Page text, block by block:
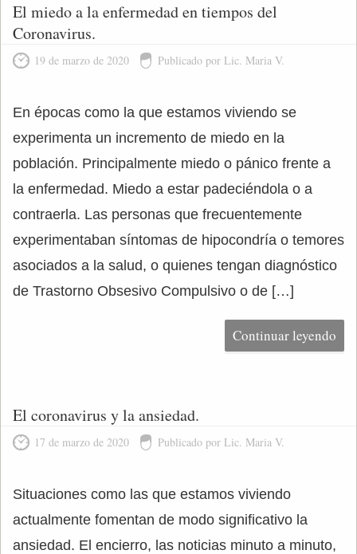
El miedo a la enfermedad en tiempos del
Coronavirus.
19 de marzo de 2020 Publicado por Lic. Maria V.
En épocas como la que estamos viviendo se
experimenta un incremento de miedo en la
población. Principalmente miedo o pánico frente a
la enfermedad. Miedo a estar padeciéndola o a
contraerla. Las personas que frecuentemente
experimentaban síntomas de hipocondría o temores
asociados a la salud, o quienes tengan diagnóstico
de Trastorno Obsesivo Compulsivo o de […]
Continuar leyendo
El coronavirus y la ansiedad.
17 de marzo de 2020 Publicado por Lic. Maria V.
Situaciones como las que estamos viviendo
actualmente fomentan de modo significativo la
ansiedad. El encierro, las noticias minuto a minuto,